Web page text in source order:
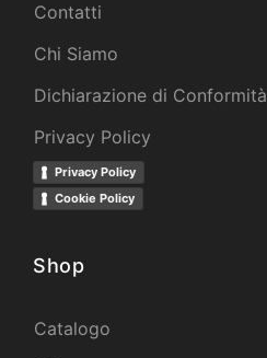
Contatti
Chi Siamo
Dichiarazione di Conformità
Privacy Policy
Privacy Policy
Cookie Policy
Shop
Catalogo